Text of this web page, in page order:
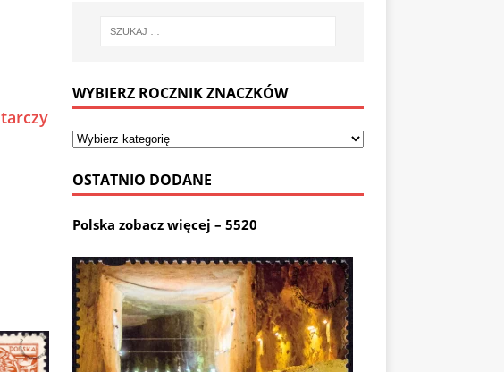
WYBIERZ ROCZNIK ZNACZKÓW
OSTATNIO DODANE
Polska zobacz więcej – 5520